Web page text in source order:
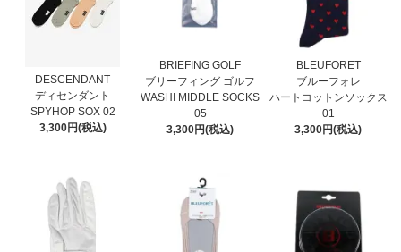
DESCENDANT
ディセンダント
SPYHOP SOX 02
3,300円(税込)
BRIEFING GOLF
ブリーフィング ゴルフ
WASHI MIDDLE SOCKS
05
3,300円(税込)
BLEUFORET
ブルーフォレ
ハートコットンソックス
01
3,300円(税込)